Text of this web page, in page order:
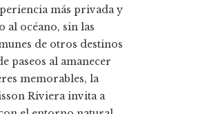
más privada y
al océano, sin las
de otros destinos
paseos al amanecer
memorables, la
Riviera invita a